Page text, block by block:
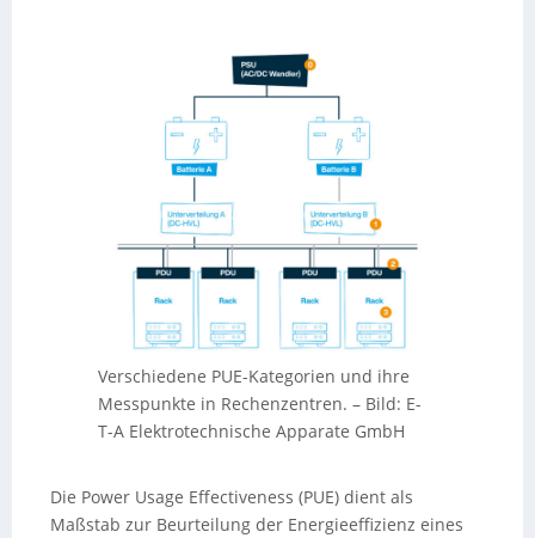
Verschiedene PUE-Kategorien und ihre
Messpunkte in Rechenzentren. – Bild: E-
T-A Elektrotechnische Apparate GmbH
Die Power Usage Effectiveness (PUE) dient als
Maßstab zur Beurteilung der Energieeffizienz eines